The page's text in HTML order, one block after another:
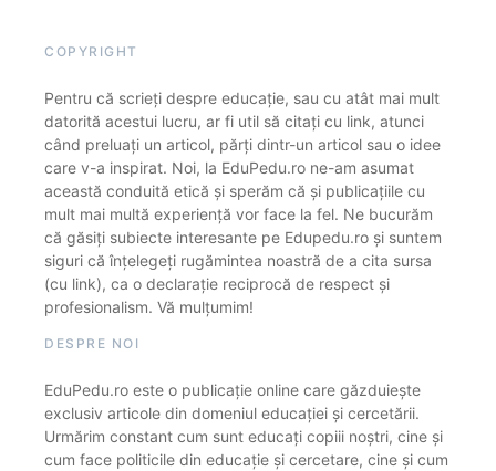
COPYRIGHT
Pentru că scrieți despre educație, sau cu atât mai mult
datorită acestui lucru, ar fi util să citați cu link, atunci
când preluați un articol, părți dintr-un articol sau o idee
care v-a inspirat. Noi, la EduPedu.ro ne-am asumat
această conduită etică și sperăm că și publicațiile cu
mult mai multă experiență vor face la fel. Ne bucurăm
că găsiți subiecte interesante pe Edupedu.ro și suntem
siguri că înțelegeți rugămintea noastră de a cita sursa
(cu link), ca o declarație reciprocă de respect și
profesionalism. Vă mulțumim!
DESPRE NOI
EduPedu.ro este o publicație online care găzduiește
exclusiv articole din domeniul educației și cercetării.
Urmărim constant cum sunt educați copiii noștri, cine și
cum face politicile din educație și cercetare, cine și cum